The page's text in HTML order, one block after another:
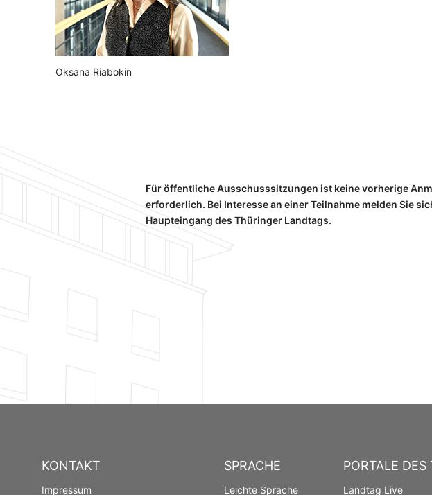
Oksana Riabokin
Für öffentliche Ausschusssitzungen ist keinevorherige
erforderlich. Bei Interesse an einer Teilnahme melden Sie
Haupteingang des Thüringer Landtags.
KONTAKT
Impressum
SPRACHE
Leichte Sprache
PORTALE
Landtag Live